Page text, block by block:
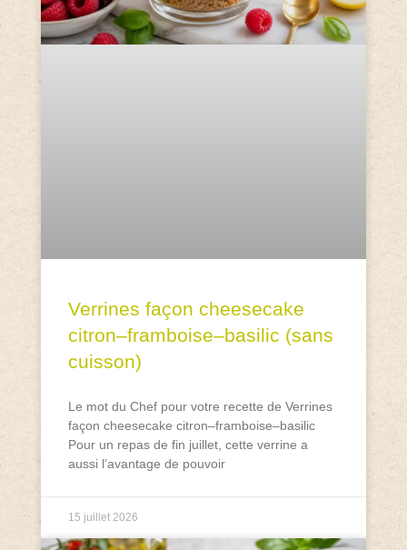
Verrines façon cheesecake
citron–framboise–basilic (sans
cuisson)
Le mot du Chef pour votre recette de Verrines
façon cheesecake citron–framboise–basilic
Pour un repas de fin juillet, cette verrine a
aussi l’avantage de pouvoir
15 juillet 2026